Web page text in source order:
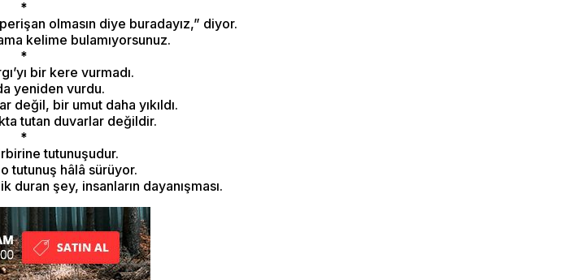
*
olmasın diye buradayız,” diyor.
kelime bulamıyorsunuz.
*
bir kere vurmadı.
yeniden vurdu.
değil, bir umut daha yıkıldı.
tutan duvarlar değildir.
*
tutunuşudur.
o tutunuş hâlâ sürüyor.
duran şey, insanların dayanışması.